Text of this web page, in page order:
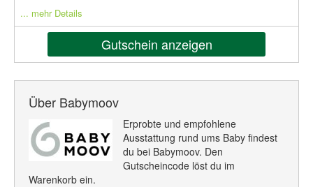
... mehr Details
Gutschein anzeigen
Über Babymoov
Erprobte und empfohlene
Ausstattung rund ums Baby findest
du bei Babymoov. Den
Gutscheincode löst du im
Warenkorb ein.